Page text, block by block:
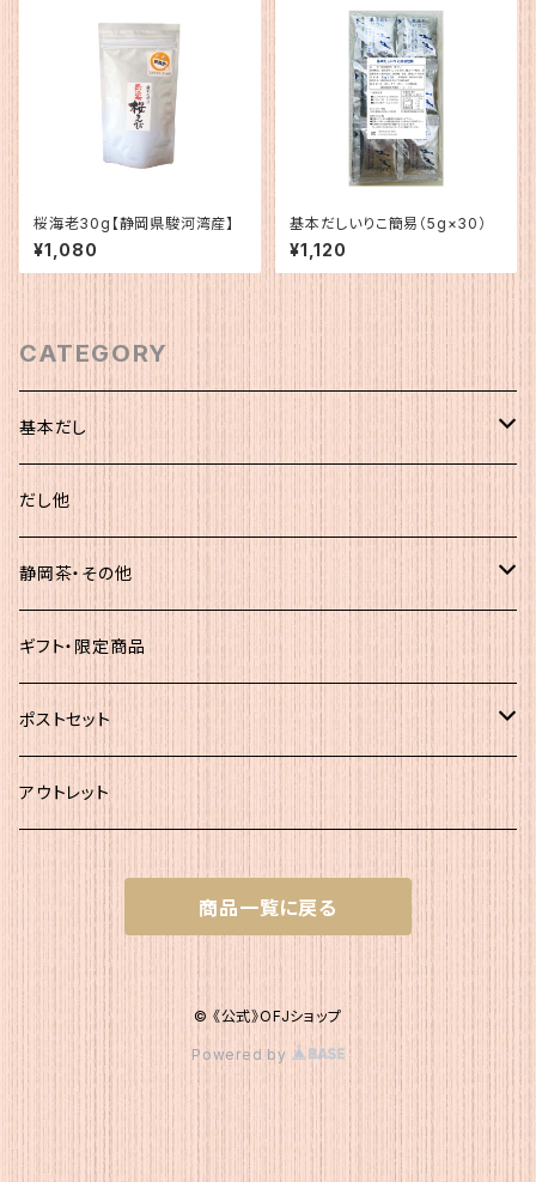
桜海老30g【静岡県駿河湾産】
¥1,080
基本だしいりこ簡易（5g×30）
¥1,120
CATEGORY
基本だし
化粧袋（5ｇ×12）
簡易（5ｇ×30）
大袋
だし他
静岡茶・その他
静岡茶
その他
ギフト・限定商品
ポストセット
★初回お試し!!
ｾｯﾄＡ（かつお大袋）
ｾｯﾄＡ200
ｾｯﾄＡ300
ｾｯﾄB（簡易包装）
ｾｯﾄB1 かつお簡易×２
ｾｯﾄB2 いりこ簡易×２
ｾｯﾄB3 こんぶ簡易×２
ｾｯﾄC（200g+簡易）
ｾｯﾄC1 かつお200g・かつお簡易1
ｾｯﾄC2 かつお200g・いりこ簡易1
ｾｯﾄD（200g+120g）
ｾｯﾄD1 かつお200g・いりこ120g
ｾｯﾄE（簡易＋120g）
アウトレット
商品一覧に戻る
© 《公式》OFJショップ
Powered by